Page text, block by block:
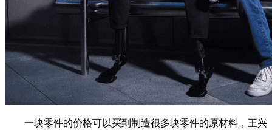
一块零件的价格可以买到制造很多块零件的原材料，王兴